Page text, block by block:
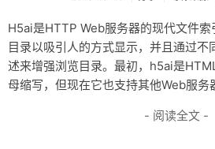
分享
技术
教程
生活
H5ai是HTTP Web服务器的现代文件索
目录以吸引人的方式显示，并且通过不
述来增强浏览目录。最初，h5ai是
母缩写，但现在它也支持其他Web服务
- 阅读全文 -